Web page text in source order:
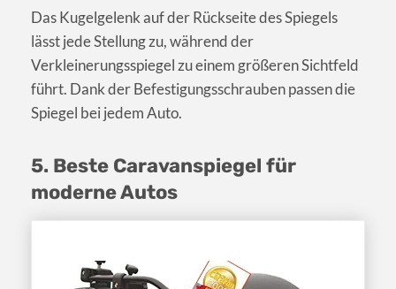
Das Kugelgelenk auf der Rückseite des Spiegels
lässt jede Stellung zu, während der
Verkleinerungsspiegel zu einem größeren Sichtfeld
führt. Dank der Befestigungsschrauben passen die
Spiegel bei jedem Auto.
5. Beste Caravanspiegel für
moderne Autos